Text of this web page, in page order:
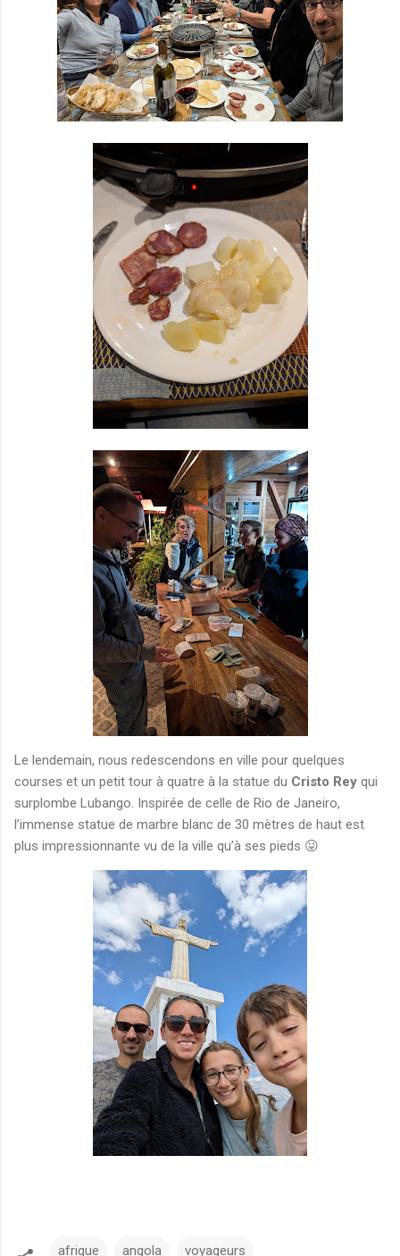
Le lendemain, nous redescendons en ville pour quelques
courses et un petit tour à quatre à la statue du Cristo Rey qui
surplombe Lubango. Inspirée de celle de Rio de Janeiro,
l’immense statue de marbre blanc de 30 mètres de haut est
plus impressionnante vu de la ville qu’à ses pieds 😛
afrique angola voyageurs